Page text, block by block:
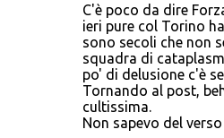
C'è poco da dire
ieri pure col Torino
sono secoli che non
squadra di
po' di delusione c'è
Tornando al post,
cultissima.
Non sapevo del